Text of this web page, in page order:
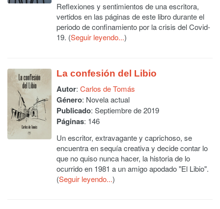
Reflexiones y sentimientos de una escritora,
vertidos en las páginas de este libro durante el
periodo de confinamiento por la crisis del Covid-
19. (Seguir leyendo...)
La confesión del Libio
Autor: Carlos de Tomás
Género: Novela actual
Publicado: Septiembre de 2019
Páginas: 146
Un escritor, extravagante y caprichoso, se
encuentra en sequía creativa y decide contar lo
que no quiso nunca hacer, la historia de lo
ocurrido en 1981 a un amigo apodado "El Libio".
(Seguir leyendo...)